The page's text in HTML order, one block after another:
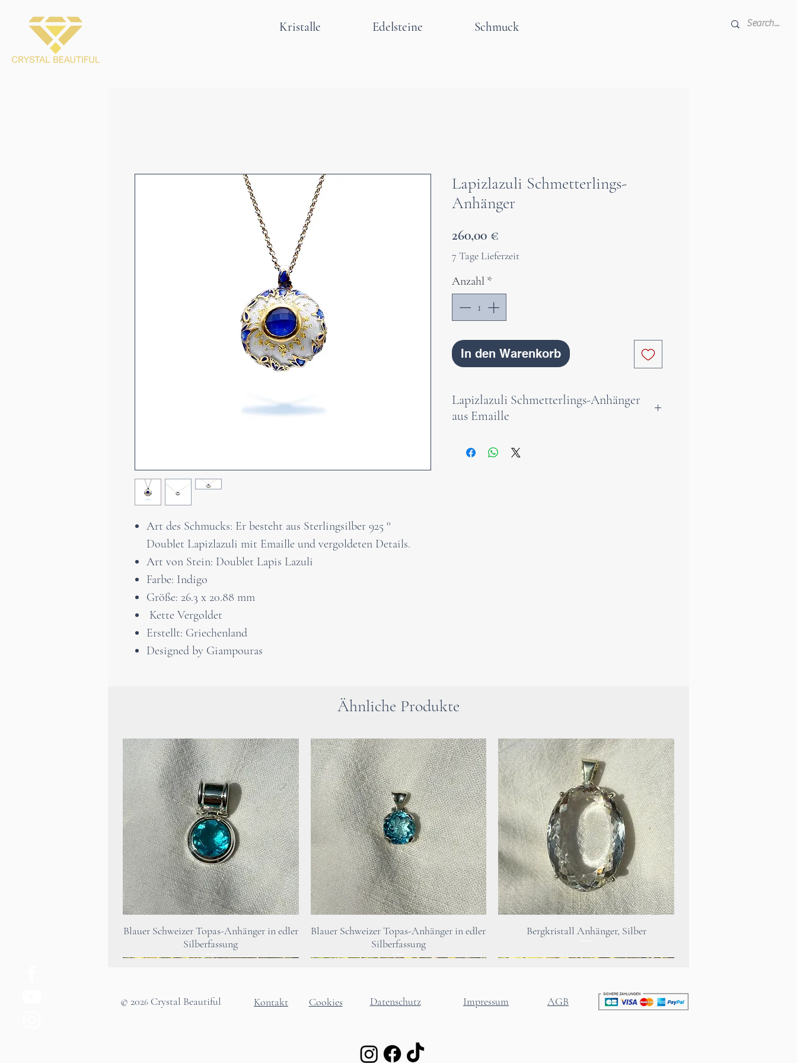
Kristalle Edelsteine Schmuck
Art des Schmucks: Er besteht aus Sterlingsilber 925 °
Doublet Lapizlazuli mit Emaille und vergoldeten Details.
Art von Stein: Doublet Lapis Lazuli
Farbe: Indigo
Größe: 26.3 x 20.88 mm
Kette Vergoldet
Erstellt: Griechenland
Designed by Giampouras
Lapizlazuli Schmetterlings-
Anhänger
260,00 €
7 Tage Lieferzeit
Anzahl *
In den Warenkorb
Lapizlazuli Schmetterlings-Anhänger
aus Emaille
diesen runden Silber-Emaille-
Schmetterlingsanhänger kombiniert die
erleuchtenden Kraft des Lapislazuli-
Edelsteins.
Wir schlagen vor, dass Sie die
Transformation der Schmetterlinge
annehmen und Ihre innere Kraft spüren.
Ähnliche Produkte
Schnellansicht
Blauer Schweizer Topas-Anhänger in edler
Silberfassung
Schnellansicht
Blauer Schweizer Topas-Anhänger in edler
Silberfassung
Schnellansicht
Bergkristall Anhänger, Silber
© 2026 Crystal Beautiful Kontakt Cookies Datenschutz Impressum AGB